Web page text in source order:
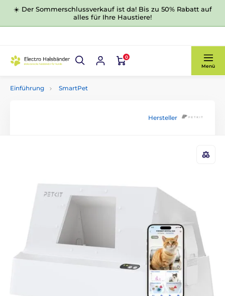
☀️ Der Sommerschlussverkauf ist da! Bis zu 50% Rabatt auf
alles für Ihre Haustiere!
0
Menü
Einführung SmartPet
Hersteller